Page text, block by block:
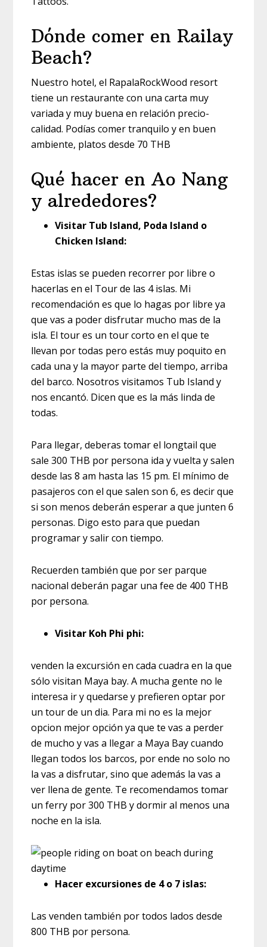
Dónde comer en Railay
Beach?
Nuestro hotel, el RapalaRockWood resort
tiene un restaurante con una carta muy
variada y muy buena en relación precio-
calidad. Podías comer tranquilo y en buen
ambiente, platos desde 70 THB
Qué hacer en Ao Nang
y alrededores?
Visitar Tub Island, Poda Island o
Chicken Island:
Estas islas se pueden recorrer por libre o
hacerlas en el Tour de las 4 islas. Mi
recomendación es que lo hagas por libre ya
que vas a poder disfrutar mucho mas de la
isla. El tour es un tour corto en el que te
llevan por todas pero estás muy poquito en
cada una y la mayor parte del tiempo, arriba
del barco. Nosotros visitamos Tub Island y
nos encantó. Dicen que es la más linda de
todas.
Para llegar, deberas tomar el longtail que
sale 300 THB por persona ida y vuelta y salen
desde las 8 am hasta las 15 pm. El mínimo de
pasajeros con el que salen son 6, es decir que
si son menos deberán esperar a que junten 6
personas. Digo esto para que puedan
programar y salir con tiempo.
Recuerden también que por ser parque
nacional deberán pagar una fee de 400 THB
por persona.
Visitar Koh Phi phi:
venden la excursión en cada cuadra en la que
sólo visitan Maya bay. A mucha gente no le
interesa ir y quedarse y prefieren optar por
un tour de un dia. Para mi no es la mejor
opcion mejor opción ya que te vas a perder
de mucho y vas a llegar a Maya Bay cuando
llegan todos los barcos, por ende no solo no
la vas a disfrutar, sino que además la vas a
ver llena de gente. Te recomendamos tomar
un ferry por 300 THB y dormir al menos una
noche en la isla.
Hacer excursiones de 4 o 7 islas:
Las venden también por todos lados desde
800 THB por persona.